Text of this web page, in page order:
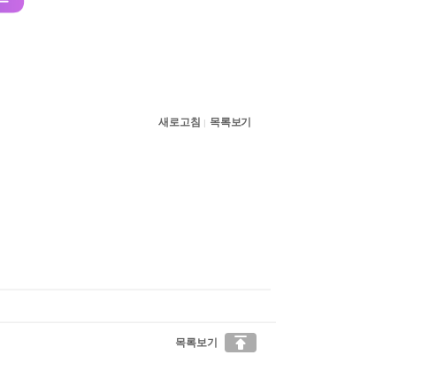
새로고침 | 목록보기
목록보기 